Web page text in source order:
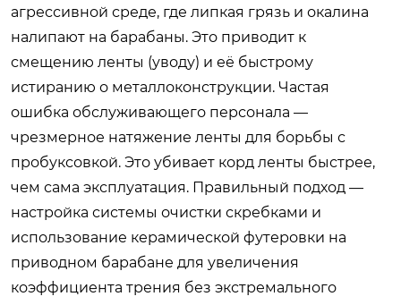
агрессивной среде, где липкая грязь и окалина
налипают на барабаны. Это приводит к
смещению ленты (уводу) и её быстрому
истиранию о металлоконструкции. Частая
ошибка обслуживающего персонала —
чрезмерное натяжение ленты для борьбы с
пробуксовкой. Это убивает корд ленты быстрее,
чем сама эксплуатация. Правильный подход —
настройка системы очистки скребками и
использование керамической футеровки на
приводном барабане для увеличения
коэффициента трения без экстремального